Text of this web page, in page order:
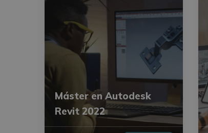
Máster en Autodesk
Revit 2022